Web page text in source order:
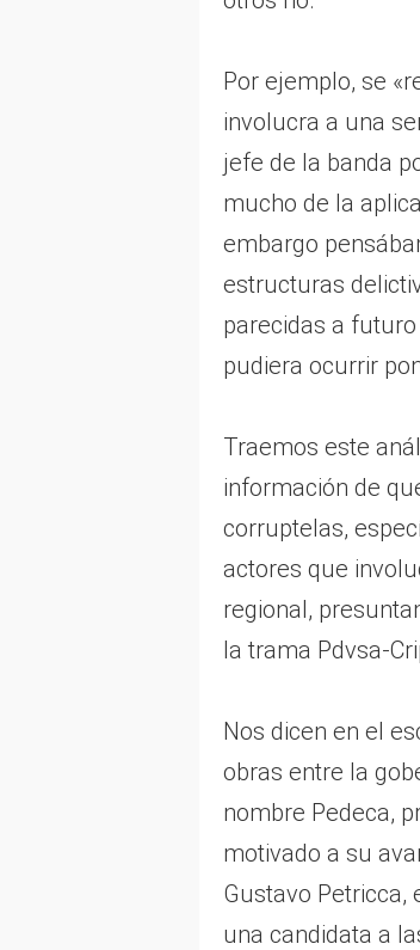
Por ejemplo, se
involucra a una
jefe de la banda
mucho de la
embargo
estructuras
parecidas a
pudiera ocurrir
Traemos este
información de
corruptelas,
actores que
regional,
la trama Pdvsa-
Nos dicen en el
obras entre la
nombre Pedeca,
motivado a su
Gustavo
una candidata a